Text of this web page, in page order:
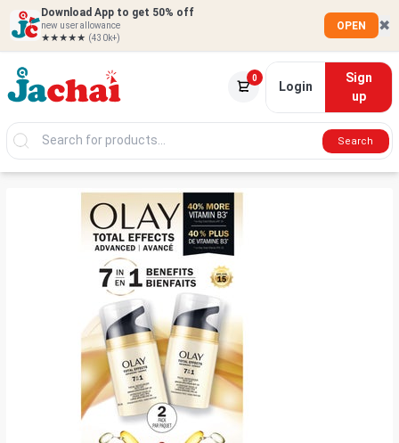
Download App to get 50% off
new user allowance
★★★★★ (430k+)
OPEN ✖
0
Login
Sign
up
Search